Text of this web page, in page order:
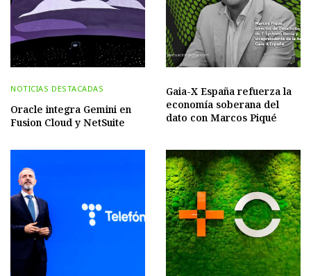
NOTICIAS DESTACADAS
Oracle integra Gemini en
Fusion Cloud y NetSuite
Gaia-X España refuerza la
economía soberana del
dato con Marcos Piqué